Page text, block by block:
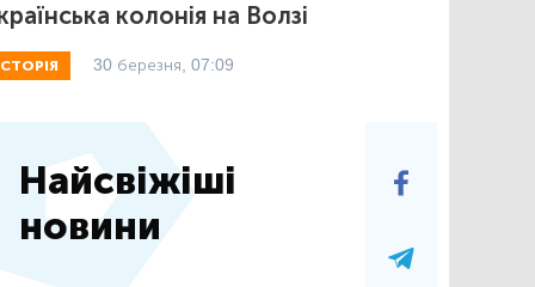
колонія на Волзі
30 березня, 07:09
Найсвіжіші
новини